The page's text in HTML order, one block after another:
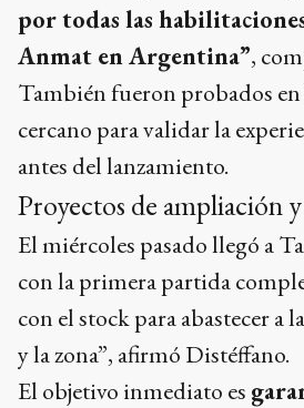
por todas las
Anmat en Argentina”,
También fueron probados
cercano para validar la
antes del lanzamiento.
Proyectos de ampliación
El miércoles pasado llegó a
con la primera partida
con el stock para abastecer a
y la zona”, afirmó Distéffano.
El objetivo inmediato es